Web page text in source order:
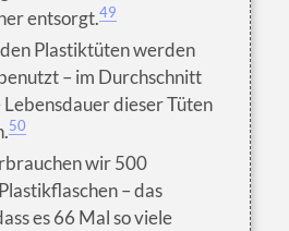
entsorgt.49
Plastiktüten werden
– im Durchschnitt
dieser Tüten
50
wir 500
– das
es 66 Mal so viele